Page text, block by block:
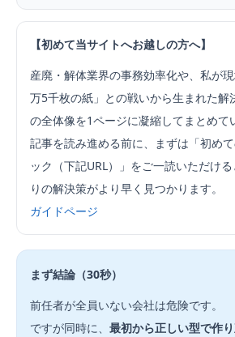
【初めて当サイトへお越しの方へ】
産廃・解体業界の事務効率化や、私が
万5千枚の紙」との戦いから生まれた解
の全体像を1ページに凝縮してまとめて
記事を読み進める前に、まずは「初め
ック（下記URL）」をご一読いただけ
りの解決策がより早く見つかります。
ガイドページ
まず結論（30秒）
前任者が全員いない会社は危険です。
ですが同時に、 最初から正しい型で作